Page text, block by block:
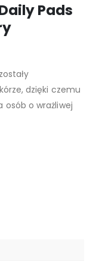
Pads
dzięki czemu
o wrażliwej